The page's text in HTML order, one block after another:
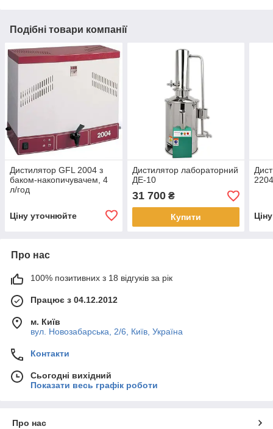
Подібні товари компанії
Дистилятор GFL 2004 з
баком-накопичувачем, 4
л/год
Ціну уточнюйте
Дистилятор лабораторний
ДЕ-10
31 700₴
Купити
Про нас
100% позитивних з 18 відгуків за рік
Працює з 04.12.2012
м. Київ
вул. Новозабарська, 2/6, Київ, Україна
Контакти
Сьогодні вихідний
Показати весь графік роботи
Про нас